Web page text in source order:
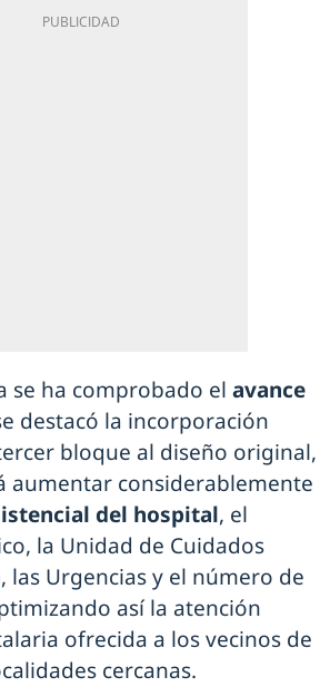
se ha comprobado el avance
destacó la incorporación
bloque al diseño original,
aumentar considerablemente
del hospital, el
la Unidad de Cuidados
las Urgencias y el número de
así la atención
ofrecida a los vecinos de
cercanas.